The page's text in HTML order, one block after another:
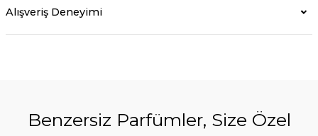
Alışveriş Deneyimi
Benzersiz Parfümler, Size Özel